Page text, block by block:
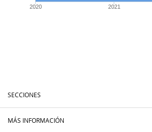
2020 2021
SECCIONES
MÁS INFORMACIÓN